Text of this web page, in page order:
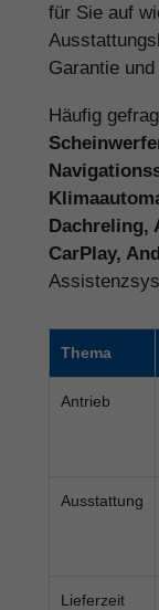
für Sie auf
Garantie
Häufig
Dachreling,
CarPlay,
Thema
Antrieb
Ausstattung
Lieferzeit